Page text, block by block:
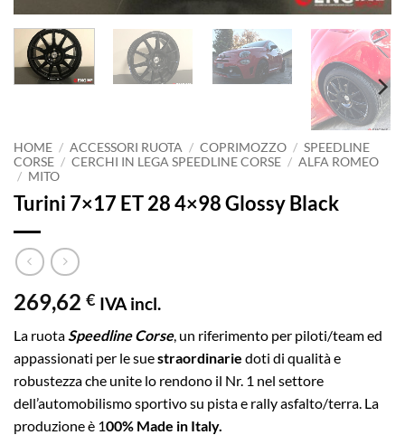
HOME / ACCESSORI RUOTA / COPRIMOZZO / SPEEDLINE
CORSE / CERCHI IN LEGA SPEEDLINE CORSE / ALFA ROMEO
/ MITO
Turini 7×17 ET 28 4×98 Glossy Black
269,62 € IVA incl.
La ruota Speedline Corse, un riferimento per piloti/team ed
appassionati per le suestraordinarie doti di qualità e
robustezza che unite lo rendono il Nr. 1 nel settore
dell’automobilismo sportivo su pista e rally asfalto/terra. La
produzione è 100% Made in Italy.